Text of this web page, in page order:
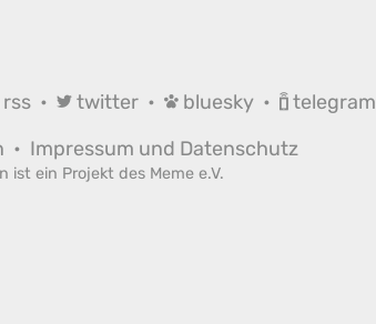
rss • twitter • bluesky •
telegram
• Impressum und Datenschutz
ist ein Projekt des Meme e.V.